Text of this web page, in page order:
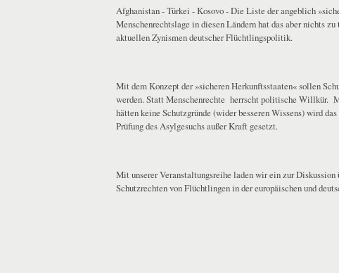
Afghanistan - Türkei - Kosovo - Die Liste der angeblich
Menschenrechtslage in diesen Ländern hat das aber nichts
aktuellen Zynismen deutscher Flüchtlingspolitik.
Mit dem Konzept der »sicheren Herkunftsstaaten« sollen
werden. Statt Menschenrechte herrscht politische Willkür.
hätten keine Schutzgründe (wider besseren Wissens) wird
Prüfung des Asylgesuchs außer Kraft gesetzt.
Mit unserer Veranstaltungsreihe laden wir ein zur
Schutzrechten von Flüchtlingen in der europäischen und